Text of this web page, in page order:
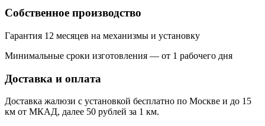
Собственное производство
Гарантия 12 месяцев на механизмы и установку
Минимальные сроки изготовления — от 1 рабочего дня
Доставка и оплата
Доставка жалюзи с установкой бесплатно по Москве и до 15
км от МКАД, далее 50 рублей за 1 км.